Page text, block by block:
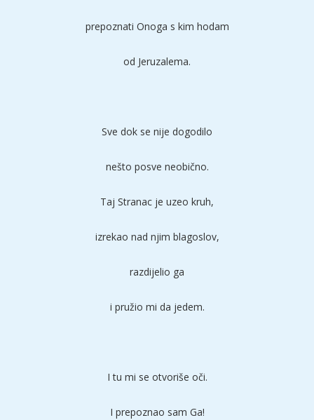
prepoznati Onoga s kim hodam
od Jeruzalema.
Sve dok se nije dogodilo
nešto posve neobično.
Taj Stranac je uzeo kruh,
izrekao nad njim blagoslov,
razdijelio ga
i pružio mi da jedem.
I tu mi se otvoriše oči.
I prepoznao sam Ga!